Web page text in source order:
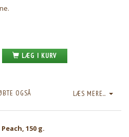
LÆG I KURV
LÆS MERE...
OGSÅ
150 g.